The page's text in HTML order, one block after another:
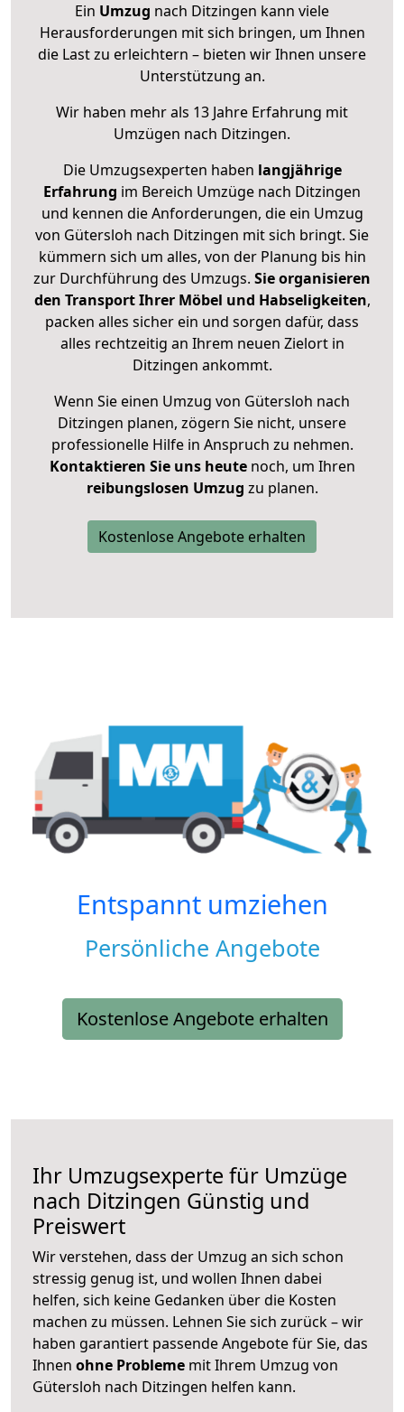
Ein Umzug nach Ditzingen kann viele
Herausforderungen mit sich bringen, um Ihnen
die Last zu erleichtern – bieten wir Ihnen unsere
Unterstützung an.
Wir haben mehr als 13 Jahre Erfahrung mit
Umzügen nach Ditzingen.
Die Umzugsexperten haben langjährige
Erfahrung im Bereich Umzüge nach Ditzingen
und kennen die Anforderungen, die ein Umzug
von Gütersloh nach Ditzingen mit sich bringt. Sie
kümmern sich um alles, von der Planung bis hin
zur Durchführung des Umzugs. Sie organisieren
den Transport Ihrer Möbel und Habseligkeiten,
packen alles sicher ein und sorgen dafür, dass
alles rechtzeitig an Ihrem neuen Zielort in
Ditzingen ankommt.
Wenn Sie einen Umzug von Gütersloh nach
Ditzingen planen, zögern Sie nicht, unsere
professionelle Hilfe in Anspruch zu nehmen.
Kontaktieren Sie uns heutenoch, um Ihren
reibungslosen Umzug zu planen.
Kostenlose Angebote erhalten
Entspannt umziehen
Persönliche Angebote
Kostenlose Angebote erhalten
Ihr Umzugsexperte für Umzüge
nach Ditzingen Günstig und
Preiswert
Wir verstehen, dass der Umzug an sich schon
stressig genug ist, und wollen Ihnen dabei
helfen, sich keine Gedanken über die Kosten
machen zu müssen. Lehnen Sie sich zurück – wir
haben garantiert passende Angebote für Sie, das
Ihnen ohne Probleme mit Ihrem Umzug von
Gütersloh nach Ditzingen helfen kann.